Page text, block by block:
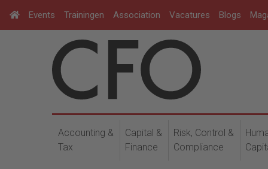
Events Trainingen Association Vacatures Blogs
Accounting &
Tax
Capital &
Finance
Risk, Control &
Compliance